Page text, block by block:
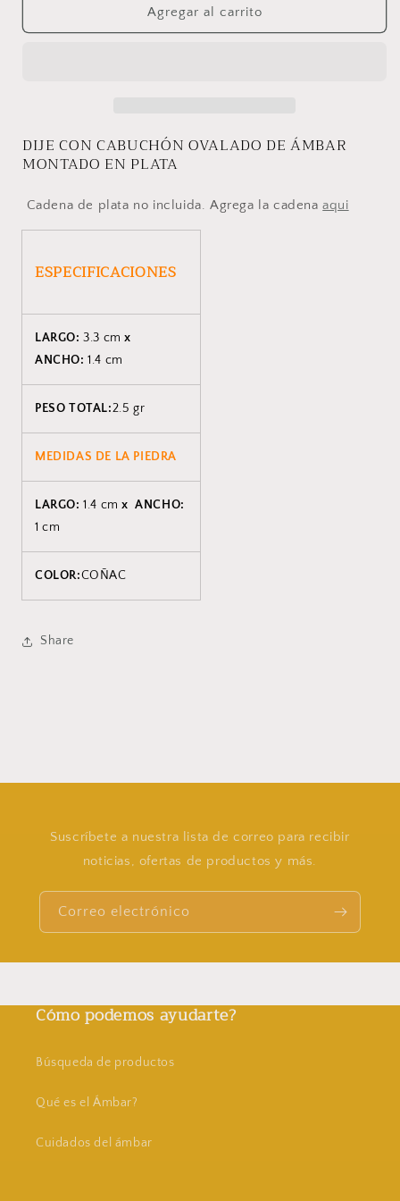
KHAN
DIJE
KHAN
Agregar al carrito
DIJE CON CABUCHÓN OVALADO DE ÁMBAR
MONTADO EN PLATA
Cadena de plata no incluida. Agrega la cadenaaqui
ESPECIFICACIONES
LARGO:3.3 cmx
ANCHO:1.4 cm
PESO TOTAL:2.5 gr
MEDIDAS DE LA PIEDRA
LARGO:1.4 cmx ANCHO:
1 cm
COLOR:COÑAC
Share
Suscríbete a nuestra lista de correo para recibir
noticias, ofertas de productos y más.
Correo electrónico
Cómo podemos ayudarte?
Búsqueda de productos
Qué es el Ámbar?
Cuidados del ámbar